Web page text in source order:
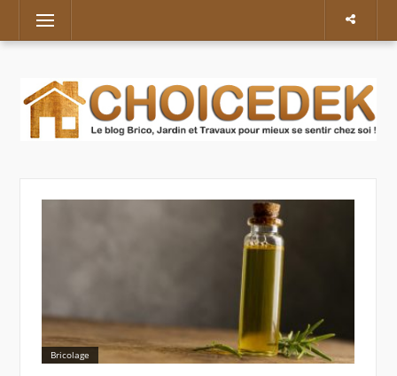
content
Menu
Bricolage